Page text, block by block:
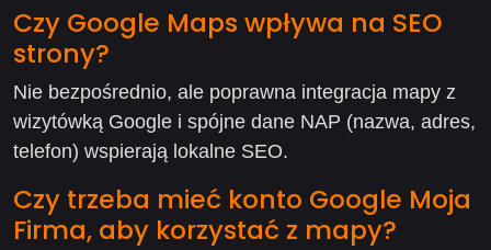
Czy Google Maps wpływa na SEO
strony?
Nie bezpośrednio, ale poprawna integracja mapy z
wizytówką Google i spójne dane NAP (nazwa, adres,
telefon) wspierają lokalne SEO.
Czy trzeba mieć konto Google Moja
Firma, aby korzystać z mapy?